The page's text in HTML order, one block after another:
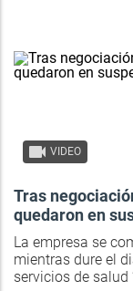
VIDEO
Tras
quedaron en
La empresa se
mientras dure el
servicios de salud